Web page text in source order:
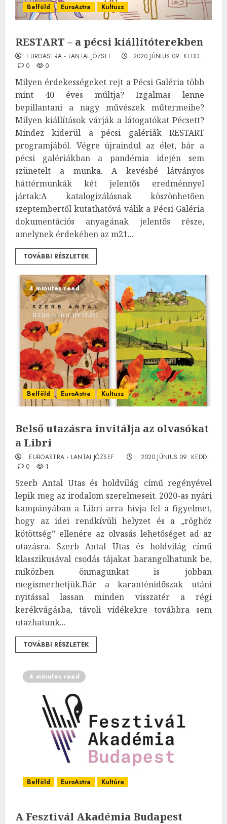
Belföld EuroAstra Kultusz
RESTART – a pécsi kiállítóterekben
EUROASTRA - LANTAI JÓZSEF
2020.JÚNIUS.09. KEDD.
0
0
Milyen érdekességeket rejt a Pécsi Galéria több
mint 40 éves múltja? Izgalmas lenne
bepillantani a nagy művészek műtermeibe?
Milyen kiállítások várják a látogatókat Pécsett?
Mindez kiderül a pécsi galériák RESTART
programjából. Végre újraindul az élet, bár a
pécsi galériákban a pandémia idején sem
szünetelt a munka. A kevésbé látványos
háttérmunkák két jelentős eredménnyel
jártak:A katalogizálásnak köszönhetően
szeptembertől kutathatóvá válik a Pécsi Galéria
dokumentációs anyagának jelentős része,
amelynek érdekében az m21...
TOVÁBBI RÉSZLETEK
4 minutes read
Belföld EuroAstra Kultusz
Belső utazásra invitálja az olvasókat
a Libri
EUROASTRA - LANTAI JÓZSEF
2020.JÚNIUS.09. KEDD.
0
1
Szerb Antal Utas és holdvilág című regényével
lepik meg az irodalom szerelmeseit. 2020-as nyári
kampányában a Libri arra hívja fel a figyelmet,
hogy az idei rendkívüli helyzet és a „röghöz
kötöttség” ellenére az olvasás lehetőséget ad az
utazásra. Szerb Antal Utas és holdvilág című
klasszikusával csodás tájakat barangolhatunk be,
miközben önmagunkat is jobban
megismerhetjük.Bár a karanténidőszak utáni
nyitással lassan minden visszatér a régi
kerékvágásba, távoli vidékekre továbbra sem
utazhatunk...
TOVÁBBI RÉSZLETEK
4 minutes read
Belföld EuroAstra Kultúra
A Fesztivál Akadémia Budapest